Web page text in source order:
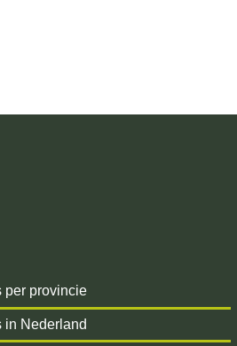
per provincie
in Nederland